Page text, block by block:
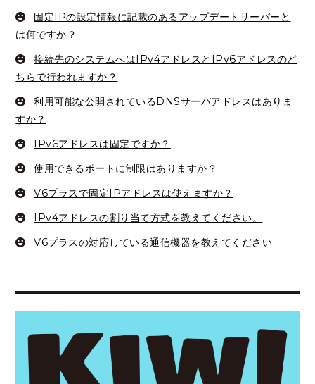
固定IPの設定情報に記載のあるアップデートサーバーと
は何ですか？
接続先のシステムへはIPv4アドレスとIPv6アドレスのど
ちらで行われますか？
利用可能な公開されているDNSサーバアドレスはありま
すか？
IPv6アドレスは固定ですか？
使用できるポートに制限はありますか？
V6プラスで固定IPアドレスは使えますか？
IPv4アドレスの割り当て方式を教えてください。
V6プラスの対応している通信機器を教えてください